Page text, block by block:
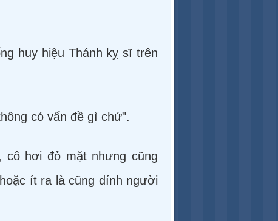
huy hiệu Thánh kỵ sĩ trên
có vấn đề gì chứ".
cô hơi đỏ mặt nhưng cũng
ít ra là cũng dính người